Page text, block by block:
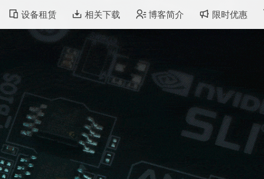
设备租赁 相关下载 博客简介 限时优惠